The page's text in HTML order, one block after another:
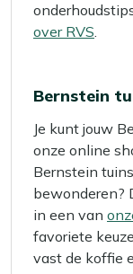
over RVS.
Bernstein
Je kunt jouw
onze online
Bernstein
bewonderen?
in een van
favoriete
vast de koffie